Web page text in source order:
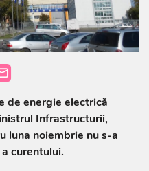
de energie electrică
Infrastructurii,
luna noiembrie nu s-a
curentului.